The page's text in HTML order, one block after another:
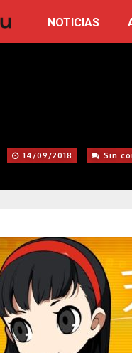
NOTICIAS
14/09/2018 Sin